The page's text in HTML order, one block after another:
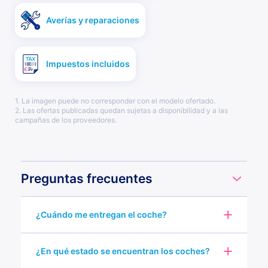
Averías y reparaciones
Impuestos incluidos
1. La imagen puede no corresponder con el modelo ofertado.
2. Las ofertas publicadas quedan sujetas a disponibilidad y a las
campañas de los proveedores.
Preguntas frecuentes
¿Cuándo me entregan el coche?
¿En qué estado se encuentran los coches?